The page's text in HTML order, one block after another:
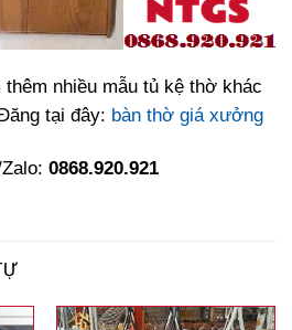
nhiều mẫu tủ kệ thờ khác
tại đây: bàn thờ giá xưởng
0868.920.921